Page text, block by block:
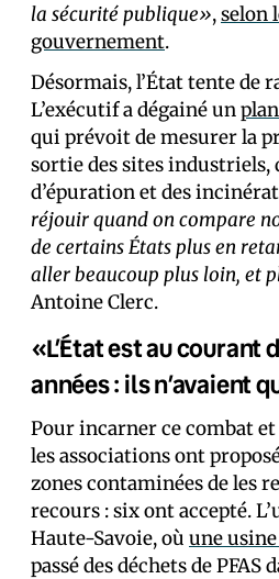
la sécurité publique»,selon
gouvernement.
Désormais, l’État tente de
L’exécutif a dégainé un
qui prévoit de mesurer la
sortie des sites industriels,
d’épuration et des
réjouir quand on compare
de certains États plus en
aller beaucoup plus loin, et
Antoine Clerc.
«L’État est au courant
années : ils n’avaient
Pour incarner ce combat
les associations ont
zones contaminées de les
recours : six ont accepté.
Haute-Savoie, où une
passé des déchets de PFAS